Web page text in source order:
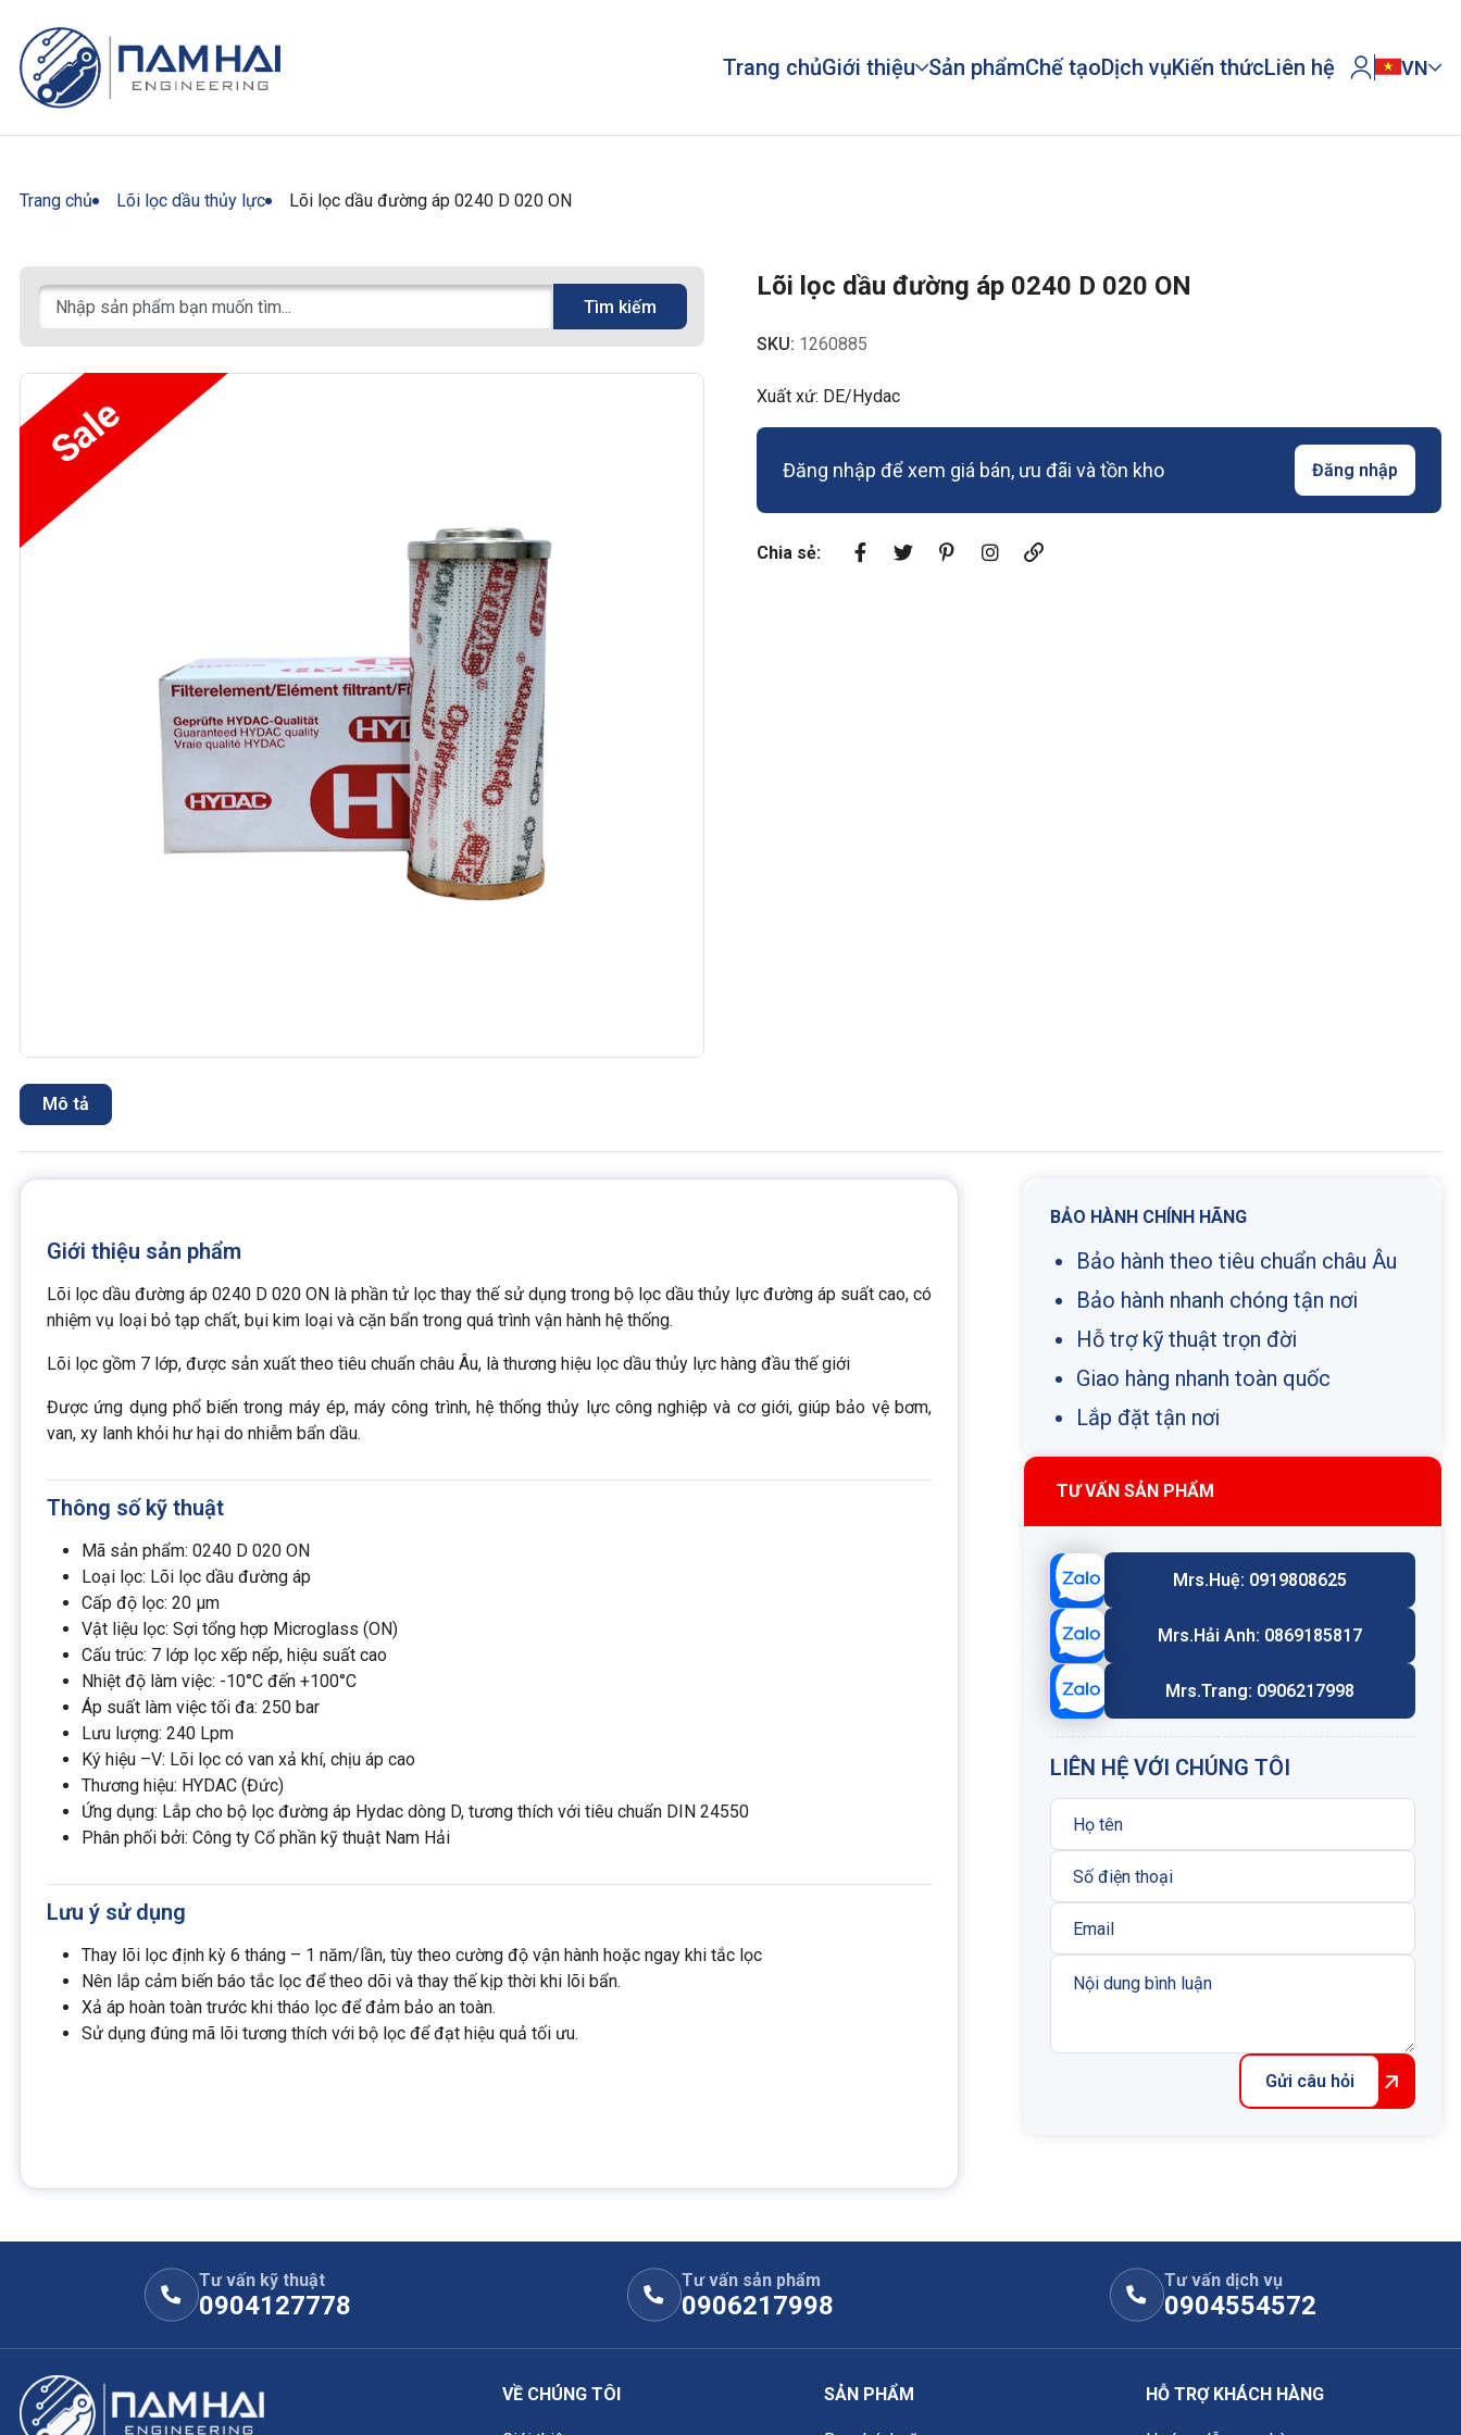
Trang chủGiới thiệu Sản phẩmChế tạoDịch vụKiến thứcLiên hệ VN
Trang chủ Lõi lọc dầu thủy lực Lõi lọc dầu đường áp 0240 D 020 ON
Tìm kiếm
Sale
Lõi lọc dầu đường áp 0240 D 020 ON
SKU: 1260885
Xuất xứ: DE/Hydac
Đăng nhập để xem giá bán, ưu đãi và tồn kho Đăng nhập
Chia sẻ:
Mô tả
Giới thiệu sản phẩm
Lõi lọc dầu đường áp 0240 D 020 ON là phần tử lọc thay thế sử dụng trong bộ lọc dầu thủy lực đường áp suất cao, có
nhiệm vụ loại bỏ tạp chất, bụi kim loại và cặn bẩn trong quá trình vận hành hệ thống.
Lõi lọc gồm 7 lớp, được sản xuất theo tiêu chuẩn châu Âu, là thương hiệu lọc dầu thủy lực hàng đầu thế giới
Được ứng dụng phổ biến trong máy ép, máy công trình, hệ thống thủy lực công nghiệp và cơ giới, giúp bảo vệ bơm,
van, xy lanh khỏi hư hại do nhiễm bẩn dầu.
Thông số kỹ thuật
Mã sản phẩm: 0240 D 020 ON
Loại lọc: Lõi lọc dầu đường áp
Cấp độ lọc: 20 µm
Vật liệu lọc: Sợi tổng hợp Microglass (ON)
Cấu trúc: 7 lớp lọc xếp nếp, hiệu suất cao
Nhiệt độ làm việc: -10°C đến +100°C
Áp suất làm việc tối đa: 250 bar
Lưu lượng: 240 Lpm
Ký hiệu –V: Lõi lọc có van xả khí, chịu áp cao
Thương hiệu: HYDAC (Đức)
Ứng dụng: Lắp cho bộ lọc đường áp Hydac dòng D, tương thích với tiêu chuẩn DIN 24550
Phân phối bởi: Công ty Cổ phần kỹ thuật Nam Hải
Lưu ý sử dụng
Thay lõi lọc định kỳ 6 tháng – 1 năm/lần, tùy theo cường độ vận hành hoặc ngay khi tắc lọc
Nên lắp cảm biến báo tắc lọc để theo dõi và thay thế kịp thời khi lõi bẩn.
Xả áp hoàn toàn trước khi tháo lọc để đảm bảo an toàn.
Sử dụng đúng mã lõi tương thích với bộ lọc để đạt hiệu quả tối ưu.
BẢO HÀNH CHÍNH HÃNG
Bảo hành theo tiêu chuẩn châu Âu
Bảo hành nhanh chóng tận nơi
Hỗ trợ kỹ thuật trọn đời
Giao hàng nhanh toàn quốc
Lắp đặt tận nơi
TƯ VẤN SẢN PHẨM
Mrs.Huệ: 0919808625
Mrs.Hải Anh: 0869185817
Mrs.Trang: 0906217998
LIÊN HỆ VỚI CHÚNG TÔI
Gửi câu hỏi
Tư vấn kỹ thuật
0904127778
Tư vấn sản phẩm
0906217998
Tư vấn dịch vụ
0904554572
VỀ CHÚNG TÔI SẢN PHẨM HỖ TRỢ KHÁCH HÀNG